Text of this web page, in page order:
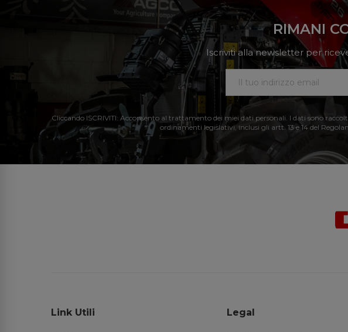
RIMANI
Iscriviti alla newsletter per
Cliccando ISCRIVITI: Acconsento al trattamento dei miei dati personali. I dati sono
ordinamenti legislativi, inclusi gli artt. 13 e 14 del
Link Utili Legal